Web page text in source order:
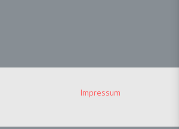
Impressum